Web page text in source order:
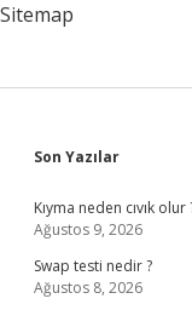
Sitemap
Sidebar
Son Yazılar
Kıyma neden cıvık olur
Ağustos 9, 2026
Swap testi nedir ?
Ağustos 8, 2026